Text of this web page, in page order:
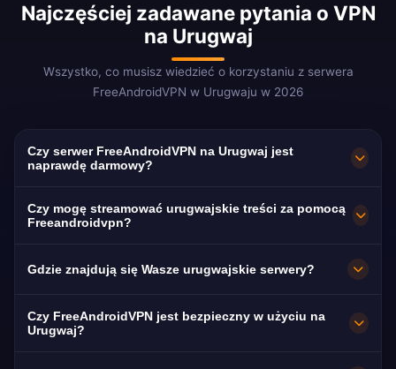
Najczęściej zadawane pytania o VPN
na Urugwaj
Wszystko, co musisz wiedzieć o korzystaniu z serwera
FreeAndroidVPN w Urugwaju w 2026
Czy serwer FreeAndroidVPN na Urugwaj jest
naprawdę darmowy?
Tak! Urugwajski serwer FreeAndroidVPN jest w
100% darmowy. Ważne dla Urugwajczyków w
Czy mogę streamować urugwajskie treści za pomocą
Freeandroidvpn?
do Canal 10 i Teledoce z płynnym
Gdzie znajdują się Wasze urugwajskie serwery?
FreeAndroidVPN utrzymuje wiele szybkich
serwerów w Urugwaju w Montevideo, Salto i
Czy FreeAndroidVPN jest bezpieczny w użyciu na
Urugwaj?